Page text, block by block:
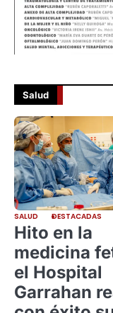
Salud
SALUD DESTACADAS
Hito en la
medicina
el Hospital
Garrahan